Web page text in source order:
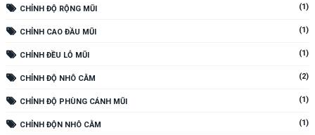
CHỈNH ĐỘ RỘNG MŨI (1)
CHỈNH CAO ĐẦU MŨI (1)
CHỈNH ĐỀU LỖ MŨI (1)
CHỈNH ĐỘ NHÔ CẰM (2)
CHỈNH ĐỘ PHÙNG CÁNH MŨI (1)
CHỈNH ĐỘN NHÔ CẰM (1)